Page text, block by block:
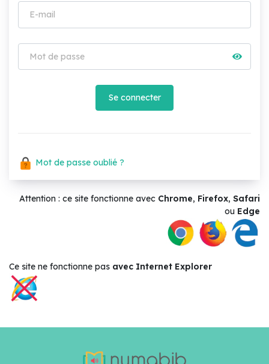
Se connecter
Mot de passe oublié ?
Attention : ce site fonctionne avec Chrome, Firefox, Safari
ou Edge
Ce site ne fonctionne pas avec Internet Explorer